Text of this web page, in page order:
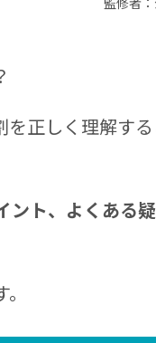
正しく理解す
ント、よくある